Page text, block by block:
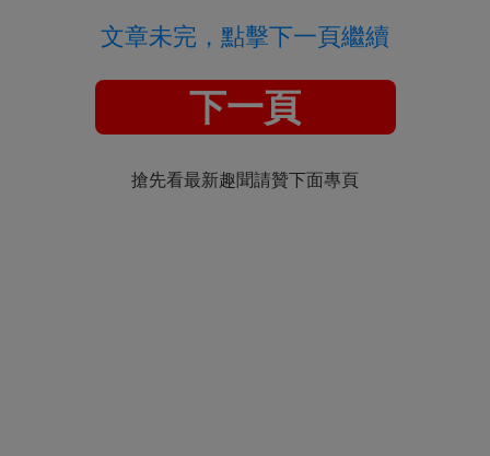
文章未完，點擊下一頁繼續
下一頁
搶先看最新趣聞請贊下面專頁